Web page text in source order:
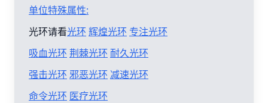
单位特殊属性:
光环请看光环 辉煌光环 专注光环
吸血光环 荆棘光环 耐久光环
强击光环 邪恶光环 减速光环
命令光环 医疗光环